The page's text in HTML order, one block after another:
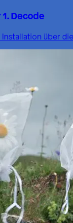
Decode
über